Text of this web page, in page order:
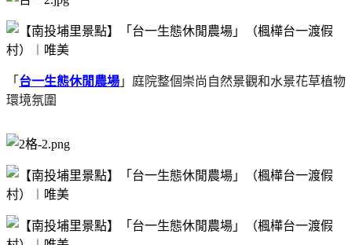
「 台一生態休閒農場 」庭院整個崇尚自然景觀和水景花草植物
環境氛圍